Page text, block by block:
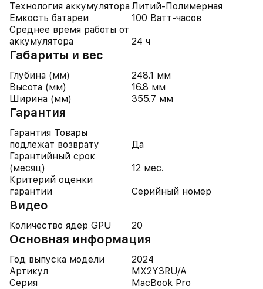
Технология аккумулятора Литий-Полимерная
Емкость батареи
100 Ватт-часов
Среднее время работы от
аккумулятора
24 ч
Габариты и вес
Глубина (мм)
248.1 мм
Высота (мм)
16.8 мм
Ширина (мм)
355.7 мм
Гарантия
Гарантия Товары
подлежат возврату
Да
Гарантийный срок
(месяц)
12 мес.
Критерий оценки
гарантии
Серийный номер
Видео
Количество ядер GPU 20
Основная информация
Год выпуска модели
2024
Артикул
MX2Y3RU/A
Серия
MacBook Pro